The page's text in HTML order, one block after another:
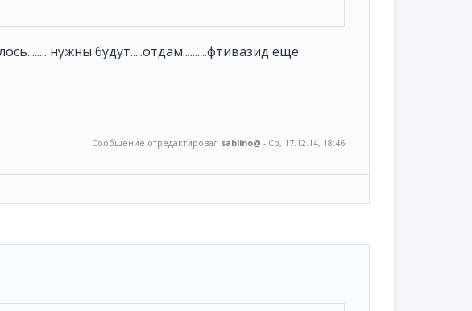
нужны будут.....отдам..........фтивазид еще
Сообщение отредактировал sablino@ - Ср, 17.12.14, 18:46